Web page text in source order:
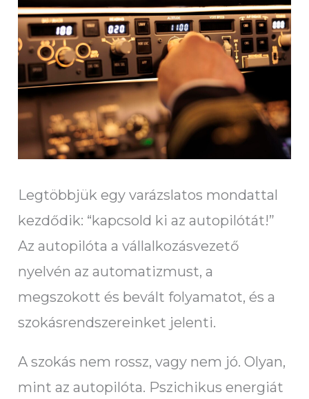
Legtöbbjük egy varázslatos mondattal
kezdődik: “kapcsold ki az autopilótát!”
Az autopilóta a vállalkozásvezető
nyelvén az automatizmust, a
megszokott és bevált folyamatot, és a
szokásrendszereinket jelenti.
A szokás nem rossz, vagy nem jó. Olyan,
mint az autopilóta. Pszichikus energiát